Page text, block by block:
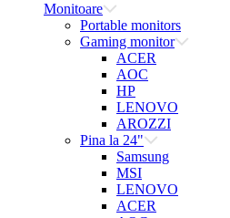
Monitoare
Portable monitors
Gaming monitor
ACER
AOC
HP
LENOVO
AROZZI
Pina la 24"
Samsung
MSI
LENOVO
ACER